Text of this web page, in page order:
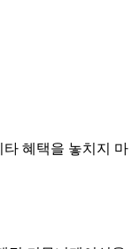
혜택을 놓치지 마